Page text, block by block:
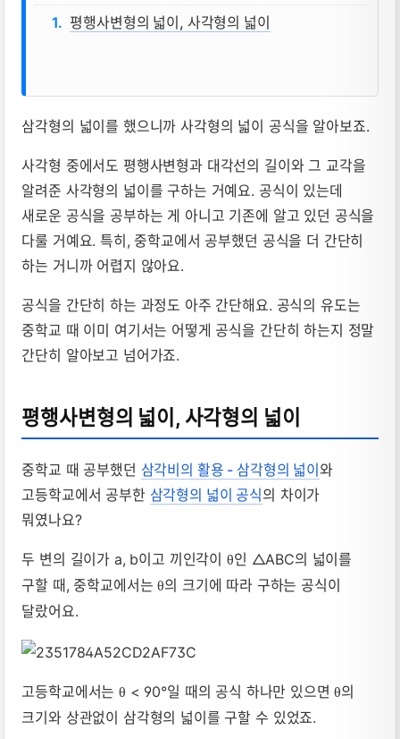
평행사변형의 넓이, 사각형의 넓이
삼각형의 넓이를 했으니까 사각형의 넓이 공식을 알아보죠.
사각형 중에서도 평행사변형과 대각선의 길이와 그 교각을
알려준 사각형의 넓이를 구하는 거예요. 공식이 있는데
새로운 공식을 공부하는 게 아니고 기존에 알고 있던 공식을
다룰 거예요. 특히, 중학교에서 공부했던 공식을 더 간단히
하는 거니까 어렵지 않아요.
공식을 간단히 하는 과정도 아주 간단해요. 공식의 유도는
중학교 때 이미 여기서는 어떻게 공식을 간단히 하는지 정말
간단히 알아보고 넘어가죠.
평행사변형의 넓이, 사각형의 넓이
중학교 때 공부했던 삼각비의 활용 - 삼각형의 넓이 와
고등학교에서 공부한 삼각형의 넓이 공식의 차이가
뭐였나요?
두 변의 길이가 a, b이고 끼인각이θ인 △ABC의 넓이를
구할 때, 중학교에서는θ의 크기에 따라 구하는 공식이
달랐어요.
고등학교에서는θ < 90°일 때의 공식 하나만 있으면θ의
크기와 상관없이 삼각형의 넓이를 구할 수 있었죠.